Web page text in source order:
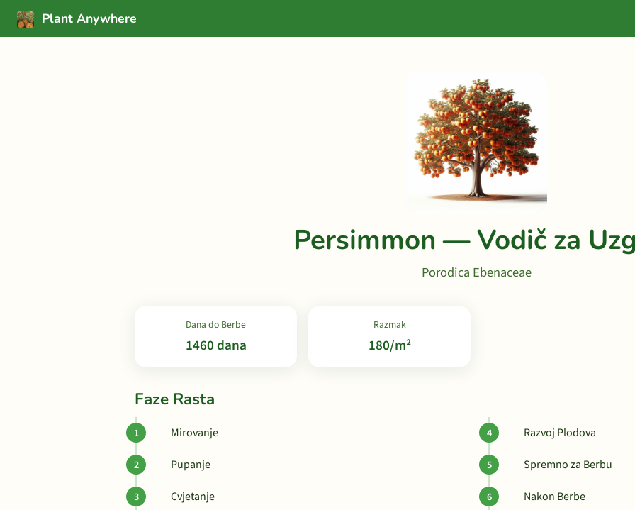
Plant Anywhere
Persimmon — Vodič za
Porodica Ebenaceae
Dana do Berbe
1460 dana
Razmak
180/m²
Faze Rasta
Mirovanje
Pupanje
Cvjetanje
Razvoj Plodova
Spremno za Berbu
Nakon Berbe